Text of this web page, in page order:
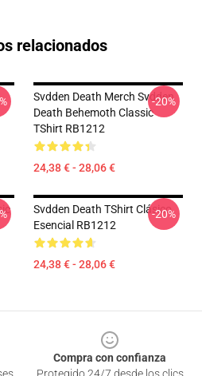
relacionados
Svdden Death Merch Svdden
Death Behemoth Classic
TShirt RB1212
24,38 € - 28,06 €
-20%
Svdden Death TShirt Clásico
Esencial RB1212
24,38 € - 28,06 €
-20%
Compra con confianza